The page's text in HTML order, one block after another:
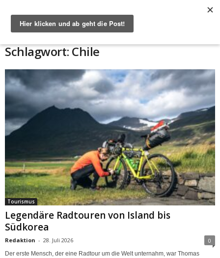
Schlagwort: Chile
Tourismus
Legendäre Radtouren von Island bis
Südkorea
Redaktion - 28. Juli 2026 0
Der erste Mensch, der eine Radtour um die Welt unternahm, war Thomas